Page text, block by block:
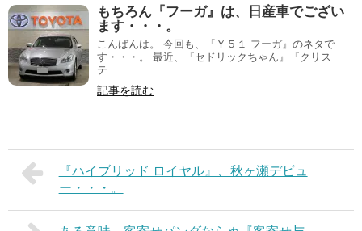
もちろん『フーガ』は、日産車でござい
ます・・・。
こんばんは。 今回も、『Ｙ５１ フーガ』のネタで
す・・・。 最近、『セドリックちゃん』『クリス
テ...
記事を読む
『ハイブリッド ロイヤル』、秋ヶ瀬デビュ
ー・・・。